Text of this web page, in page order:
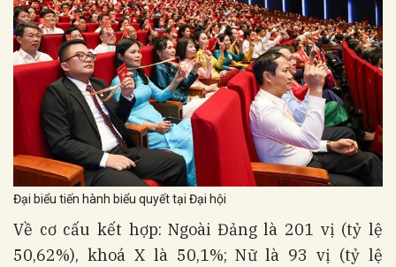
Đại biểu tiến hành biểu quyết tại Đại hội
Về cơ cấu kết hợp: Ngoài Đảng là 201 vị (tỷ lệ
50,62%), khoá X là 50,1%; Nữ là 93 vị (tỷ lệ